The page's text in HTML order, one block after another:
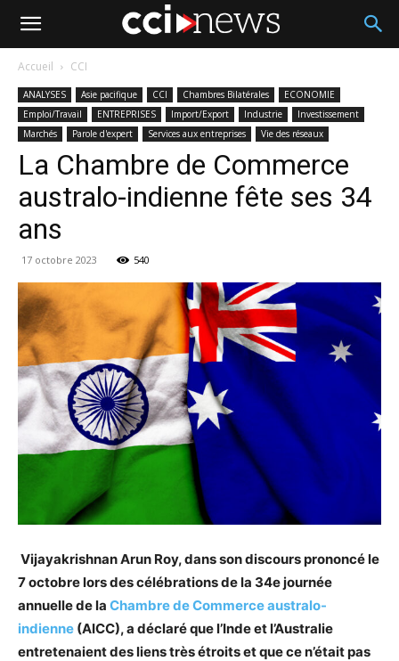
Accueil CCI
ANALYSES Asie pacifique CCI Chambres Bilatérales
ECONOMIE
Emploi/Travail
ENTREPRISES Import/Export Industrie
Investissement
Marchés
Parole d'expert Services aux entreprises Vie des réseaux
La Chambre de Commerce
australo-indienne fête ses 34
ans
17 octobre 2023 540
Vijayakrishnan Arun Roy, dans son discours prononcé le
7 octobre lors des célébrations de la 34e journée
annuelle de la Chambre de Commerce australo-
indienne (AICC), a déclaré que l’Inde et l’Australie
entretenaient des liens très étroits et que ce n’était pas